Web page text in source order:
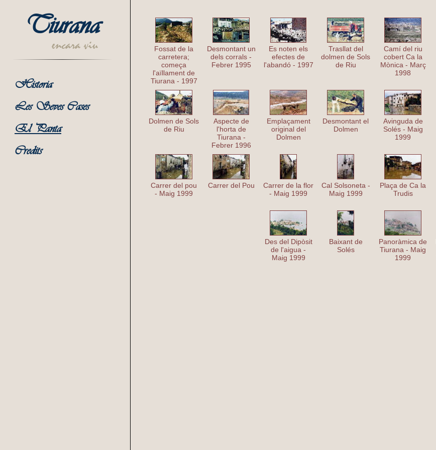
Tiurana
encara viu
Historia
Les Seves Cases
El Panta
Credits
El Pantà
Miniatures de la galeria del pantà
Fossat de la
carretera;
começa
l'aïllament de
Tiurana - 1997
Desmontant un
dels corrals -
Febrer 1995
Es noten els
efectes de
l'abandó - 1997
Trasllat del
dolmen de Sols
de Riu
Camí del riu
cobert Ca la
Mònica - Març
1998
Dolmen de Sols
de Riu
Aspecte de
l'horta de
Tiurana -
Febrer 1996
Emplaçament
original del
Dolmen
Desmontant el
Dolmen
Avinguda de
Solés - Maig
1999
Carrer del pou
- Maig 1999
Carrer del Pou
Carrer de la flor
- Maig 1999
Cal Solsoneta -
Maig 1999
Plaça de Ca la
Trudis
Des del Dipòsit
de l'aigua -
Maig 1999
Baixant de
Solés
Panoràmica de
Tiurana - Maig
1999